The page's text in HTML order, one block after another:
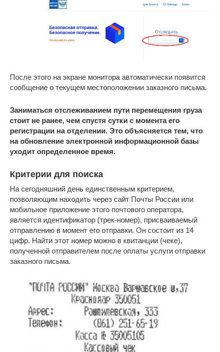
После этого на экране монитора автоматически появится
сообщение о текущем местоположении заказного письма.
Заниматься отслеживанием пути перемещения груза
стоит не ранее, чем спустя сутки с момента его
регистрации на отделении. Это объясняется тем, что
на обновление электронной информационной базы
уходит определенное время.
Критерии для поиска
На сегодняшний день единственным критерием,
позволяющим находить через сайт Почты России или
мобильное приложение этого почтового оператора,
является идентификатор (трек-номер), присваиваемый
отправлению в момент его отправки. Он состоит из 14
цифр. Найти этот номер можно в квитанции (чеке),
полученной отправителем после оплаты услуги отправки
заказного письма.